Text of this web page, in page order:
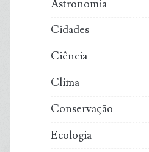
2024
Astronomia
Cidades
Ciência
Clima
Conservação
Ecologia